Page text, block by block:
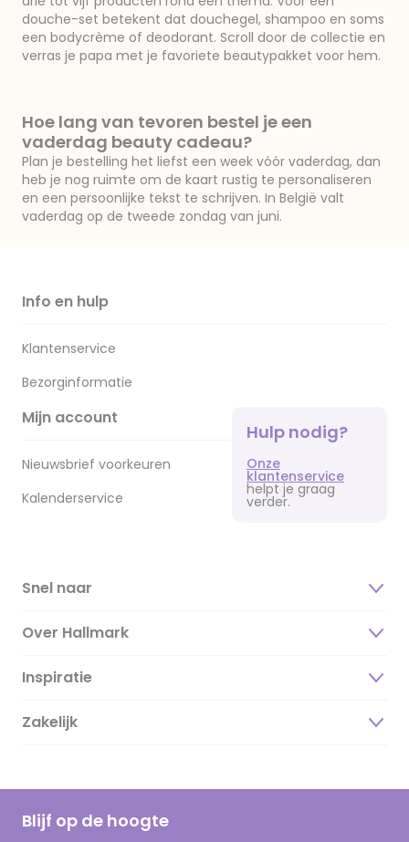
douche-set betekent dat douchegel, shampoo en soms
een bodycrème of deodorant. Scroll door de collectie en
verras je papa met je favoriete beautypakket voor hem.
Hoe lang van tevoren bestel je een
vaderdag beauty cadeau?
Plan je bestelling het liefst een week vóór vaderdag, dan
heb je nog ruimte om de kaart rustig te personaliseren
en een persoonlijke tekst te schrijven. In België valt
vaderdag op de tweede zondag van juni.
Info en hulp
Klantenservice
Bezorginformatie
Mijn account
Nieuwsbrief voorkeuren
Kalenderservice
Hulp nodig?
Onze
klantenservice
helpt je graag
verder.
Snel naar
Over Hallmark
Over ons
Duurzaamheid
Hallmark Kaartclub
Inspiratie
Magazine
Cadeau inspiratie
Op kamp gedichten en versjes
Zakelijk
Blijf op de hoogte